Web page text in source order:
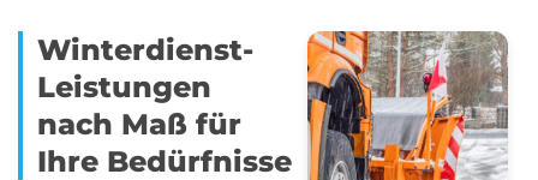
Winterdienst-
Leistungen
nach Maß für
Ihre Bedürfnisse